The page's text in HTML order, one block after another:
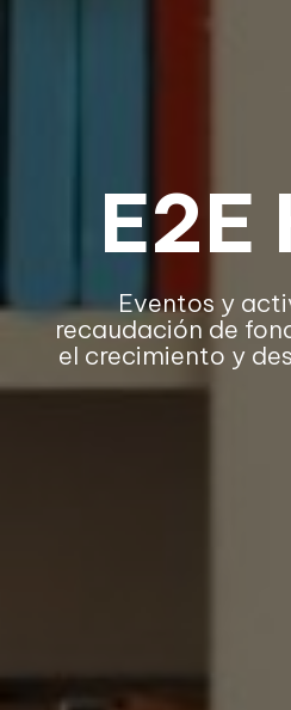
E2E
Eventos y
recaudación de
el crecimiento y